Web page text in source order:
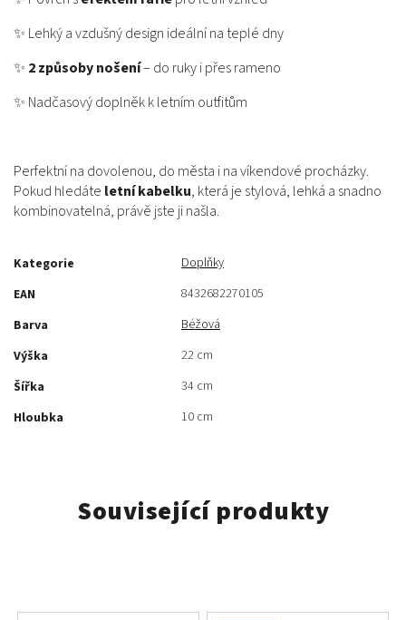
✨ Lehký a vzdušný design ideální na teplé dny
✨ 2 způsoby nošení– do ruky i přes rameno
✨ Nadčasový doplněk k letním outfitům
Perfektní na dovolenou, do města i na víkendové procházky.
Pokud hledáte letní kabelku, která je stylová, lehká a snadno
kombinovatelná, právě jste ji našla.
Kategorie
Doplňky
EAN
8432682270105
Barva
Béžová
Výška
22 cm
Šířka
34 cm
Hloubka
10 cm
Související produkty